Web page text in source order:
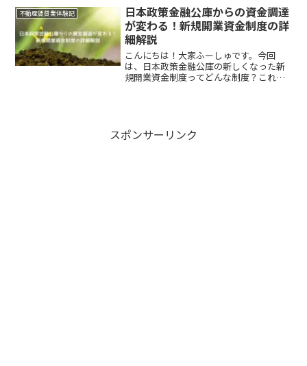
す。創業を考えている皆さん、新しいビ
ジネスを始めるのってワクワ...
不動産賃貸業体験記
日本政策金融公庫からの資金調達
が変わる！新規開業資金制度の詳
細解説
こんにちは！大家ふーしゅです。今回
は、日本政策金融公庫の新しくなった新
規開業資金制度ってどんな制度？これま
スポンサーリンク